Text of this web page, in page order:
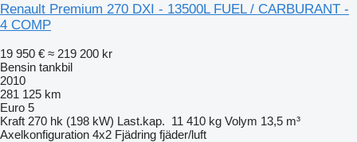
Renault Premium 270 DXI - 13500L FUEL / CARBURANT -
4 COMP
19 950 € ≈ 219 200 kr
Bensin tankbil
2010
281 125 km
Euro 5
Kraft 270 hk (198 kW) Last.kap. 11 410 kg Volym 13,5 m³
Axelkonfiguration 4x2 Fjädring fjäder/luft